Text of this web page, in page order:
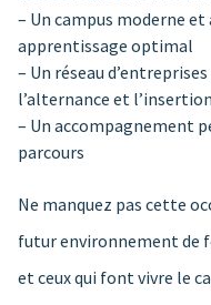
– Un campus moderne
apprentissage optimal
– Un réseau
l’alternance et
– Un accompagnement
parcours
Ne manquez pas cette
futur environnement de
et ceux qui font vivre le